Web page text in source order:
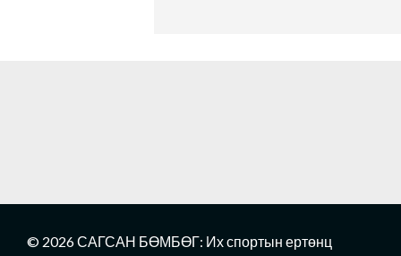
© 2026 САГСАН БӨМБӨГ: Их спортын ертөнц